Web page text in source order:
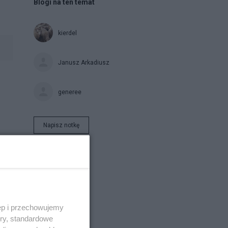
Blogi na ten temat
kierdel
Janusz Arkadiusz
generee
Napisz notkę
i przechowujemy
standardowe